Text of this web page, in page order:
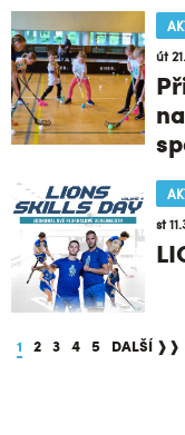
út
st
1 2 3 4 5 DALŠÍ ❱❱